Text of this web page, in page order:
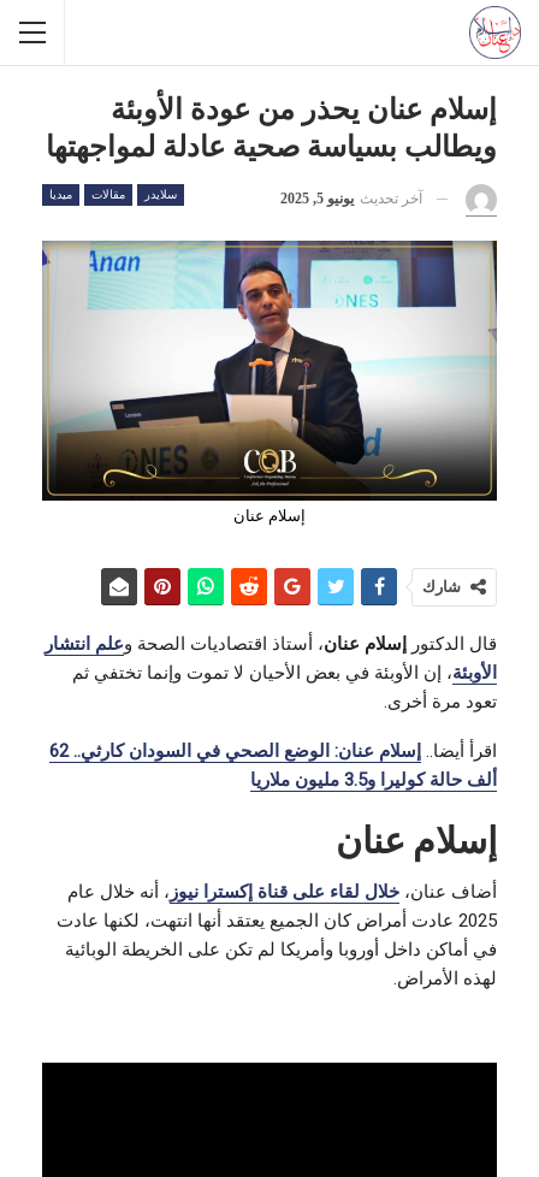
إسلام عنان يحذر من عودة الأوبئة
ويطالب بسياسة صحية عادلة لمواجهتها
سلايدر مقالات ميديا آخر تحديث يونيو 5, 2025
إسلام عنان
شارك
قال الدكتور إسلام عنان، أستاذ اقتصاديات الصحة وعلم انتشار
الأوبئة، إن الأوبئة في بعض الأحيان لا تموت وإنما تختفي ثم
تعود مرة أخرى.
اقرأ أيضا..
إسلام عنان: الوضع الصحي في السودان كارثي.. 62
ألف حالة كوليرا و3.5 مليون ملاريا
إسلام عنان
أضاف عنان، خلال لقاء على قناة إكسترا نيوز ، أنه خلال عام
2025 عادت أمراض كان الجميع يعتقد أنها انتهت، لكنها عادت
في أماكن داخل أوروبا وأمريكا لم تكن على الخريطة الوبائية
لهذه الأمراض.